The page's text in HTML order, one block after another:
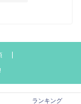
ランキング